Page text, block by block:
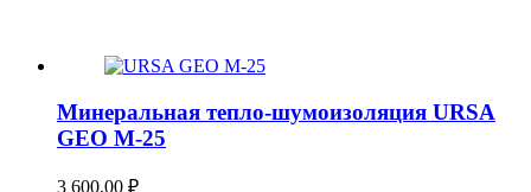
Минеральная тепло-шумоизоляция URSA
GEO М-25
3 600,00 ₽